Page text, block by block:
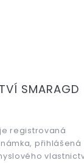
SMARAGD
je registrovaná
přihlášená